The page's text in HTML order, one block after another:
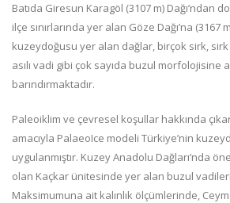
Batıda Giresun Karagöl (3107 m) Dağı’ndan
ilçe sınırlarında yer alan Göze Dağı’na (3167
kuzeydoğusu yer alan dağlar, birçok sirk,
asılı vadi gibi çok sayıda buzul morfolojisine
barındırmaktadır.
Paleoiklim ve çevresel koşullar hakkında
amacıyla PalaeoIce modeli Türkiye’nin
uygulanmıştır. Kuzey Anadolu Dağları’nda
olan Kaçkar ünitesinde yer alan buzul
Maksimumuna ait kalınlık ölçümlerinde,